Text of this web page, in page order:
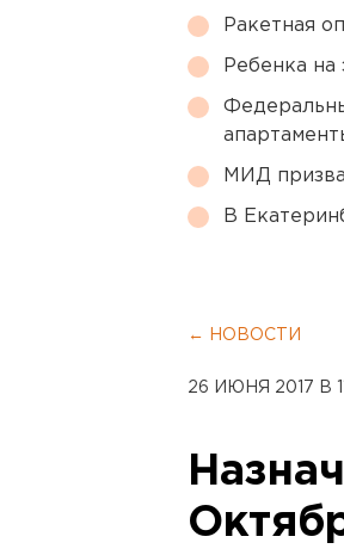
Ракетная
Ребенка на
МИД
В
← НОВОСТИ
26 ИЮНЯ 2017 В